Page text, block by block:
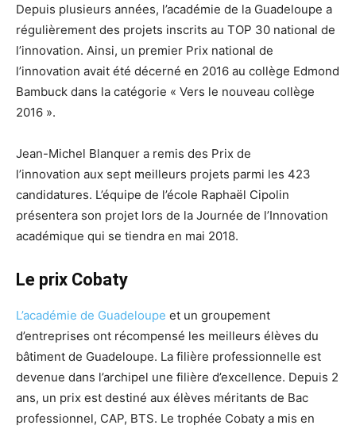
Depuis plusieurs années, l’académie de la Guadeloupe a
régulièrement des projets inscrits au TOP 30 national de
l’innovation. Ainsi, un premier Prix national de
l’innovation avait été décerné en 2016 au collège Edmond
Bambuck dans la catégorie « Vers le nouveau collège
2016 ».
Jean-Michel Blanquer a remis des Prix de
l’innovation aux sept meilleurs projets parmi les 423
candidatures. L’équipe de l’école Raphaël Cipolin
présentera son projet lors de la Journée de l’Innovation
académique qui se tiendra en mai 2018.
Le prix Cobaty
L’académie de Guadeloupe et un groupement
d’entreprises ont récompensé les meilleurs élèves du
bâtiment de Guadeloupe. La filière professionnelle est
devenue dans l’archipel une filière d’excellence. Depuis 2
ans, un prix est destiné aux élèves méritants de Bac
professionnel, CAP, BTS. Le trophée Cobaty a mis en